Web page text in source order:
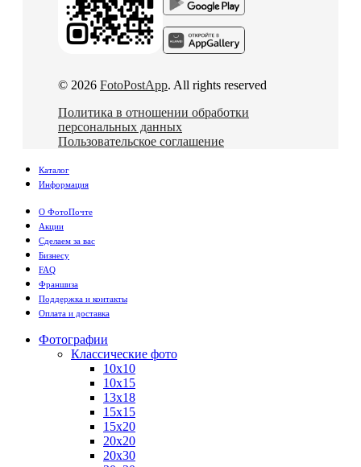
© 2026 FotoPostApp. All rights reserved
Политика в отношении обработки
персональных данных
Пользовательское соглашение
Каталог
Информация
О ФотоПочте
Акции
Сделаем за вас
Бизнесу
FAQ
Франшиза
Поддержка и контакты
Оплата и доставка
Фотографии
Классические фото
10х10
10х15
13х18
15х15
15х20
20х20
20х30